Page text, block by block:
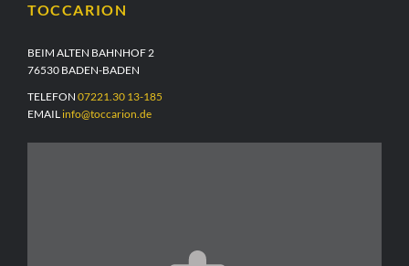
TOCCARION
BEIM ALTEN BAHNHOF 2
76530 BADEN-BADEN
TELEFON 07221.30 13-185
EMAIL info@toccarion.de